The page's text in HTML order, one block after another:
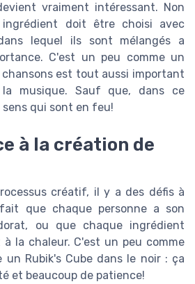
vraiment intéressant. Non
ingrédient doit être choisi avec
lequel ils sont mélangés a
C'est un peu comme un
est tout aussi important
musique. Sauf que, dans ce
qui sont en feu!
à la création de
créatif, il y a des défis à
que chaque personne a son
ou que chaque ingrédient
la chaleur. C'est un peu comme
un Rubik's Cube dans le noir : ça
et beaucoup de patience!